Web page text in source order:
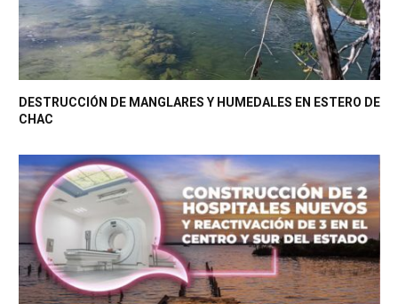
DESTRUCCIÓN DE MANGLARES Y HUMEDALES EN ESTERO DE
CHAC